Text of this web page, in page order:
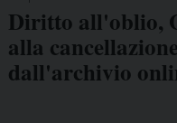
Diritto all'oblio,
alla
dall'archivio